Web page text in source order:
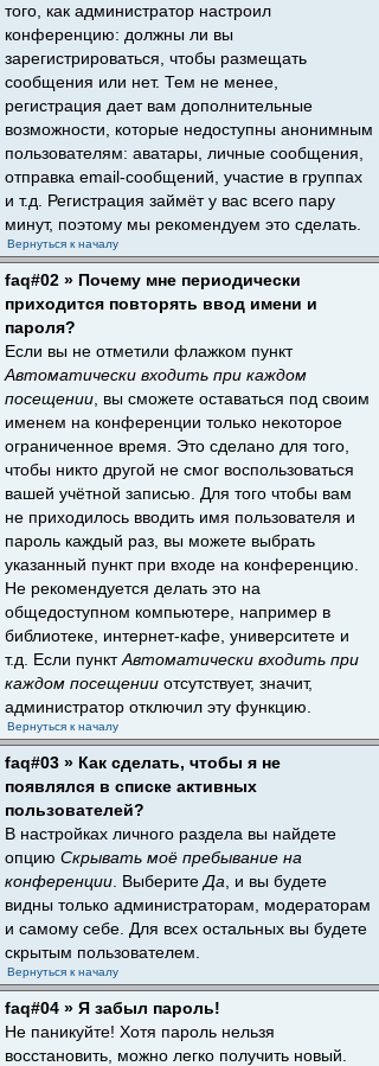
того, как администратор настроил
конференцию: должны ли вы
зарегистрироваться, чтобы размещать
сообщения или нет. Тем не менее,
регистрация дает вам дополнительные
возможности, которые недоступны анонимным
пользователям: аватары, личные сообщения,
отправка email-сообщений, участие в группах
и т.д. Регистрация займёт у вас всего пару
минут, поэтому мы рекомендуем это сделать.
Вернуться к началу
faq#02 » Почему мне периодически
приходится повторять ввод имени и
пароля?
Если вы не отметили флажком пункт
Автоматически входить при каждом
посещении , вы сможете оставаться под своим
именем на конференции только некоторое
ограниченное время. Это сделано для того,
чтобы никто другой не смог воспользоваться
вашей учётной записью. Для того чтобы вам
не приходилось вводить имя пользователя и
пароль каждый раз, вы можете выбрать
указанный пункт при входе на конференцию.
Не рекомендуется делать это на
общедоступном компьютере, например в
библиотеке, интернет-кафе, университете и
т.д. Если пунктАвтоматически входить при
каждом посещении отсутствует, значит,
администратор отключил эту функцию.
Вернуться к началу
faq#03 » Как сделать, чтобы я не
появлялся в списке активных
пользователей?
В настройках личного раздела вы найдете
опцию Скрывать моё пребывание на
конференции . Выберите Да , и вы будете
видны только администраторам, модераторам
и самому себе. Для всех остальных вы будете
скрытым пользователем.
Вернуться к началу
faq#04 » Я забыл пароль!
Не паникуйте! Хотя пароль нельзя
восстановить, можно легко получить новый.